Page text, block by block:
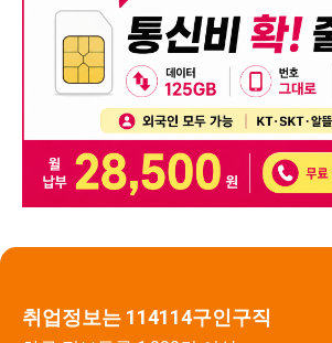
취업정보는 114114구인구직